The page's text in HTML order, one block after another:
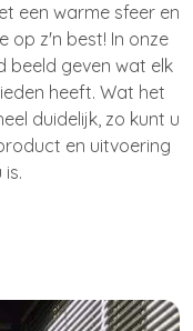
een warme sfeer en
op z'n best! In onze
beeld geven wat elk
heeft. Wat het
duidelijk, zo kunt u
en uitvoering